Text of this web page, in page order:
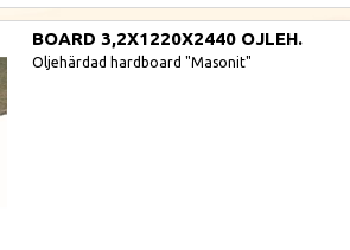
BOARD 3,2X1220X2440 OJLEH.
Oljehärdad hardboard "Masonit"